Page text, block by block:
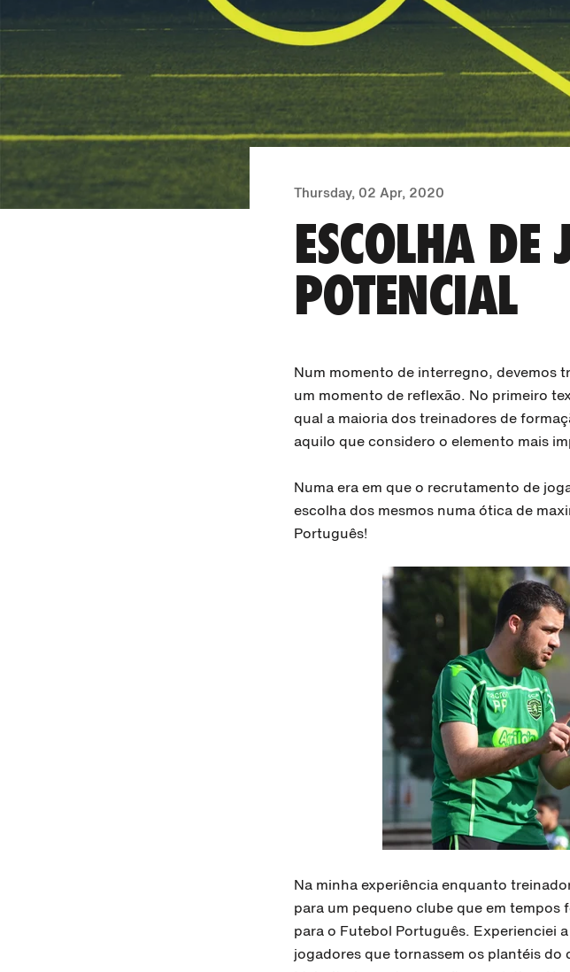
Thursday, 02 Apr, 2020
ESCOLHA DE
POTENCIAL
Num momento de interregno, devemos
um momento de reflexão. No primeiro
qual a maioria dos treinadores de
aquilo que considero o elemento mais
Numa era em que o recrutamento de
escolha dos mesmos numa ótica de
Português!
Na minha experiência enquanto
para um pequeno clube que em tempos
para o Futebol Português. Experienciei
jogadores que tornassem os plantéis